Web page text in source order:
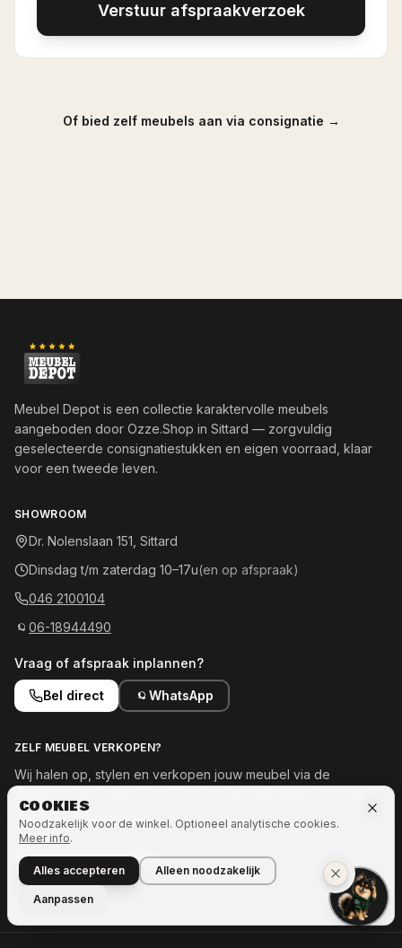
Verstuur afspraakverzoek
Of bied zelf meubels aan via consignatie →
Meubel Depot is een collectie karaktervolle meubels
aangeboden door Ozze.Shop in Sittard — zorgvuldig
geselecteerde consignatiestukken en eigen voorraad, klaar
voor een tweede leven.
SHOWROOM
Dr. Nolenslaan 151, Sittard
Dinsdag t/m zaterdag 10–17u(en op afspraak)
046 2100104
06-18944490
Vraag of afspraak inplannen?
Bel direct WhatsApp
ZELF MEUBEL VERKOPEN?
Wij halen op, stylen en verkopen jouw meubel via de
Meld je meubel aan →
OOK INTERESSE IN MEER?
Naar Ozze.Shop →
COOKIES
Noodzakelijk voor de winkel. Optioneel analytische cookies.
Meer info.
Alles accepteren Alleen noodzakelijk
Aanpassen